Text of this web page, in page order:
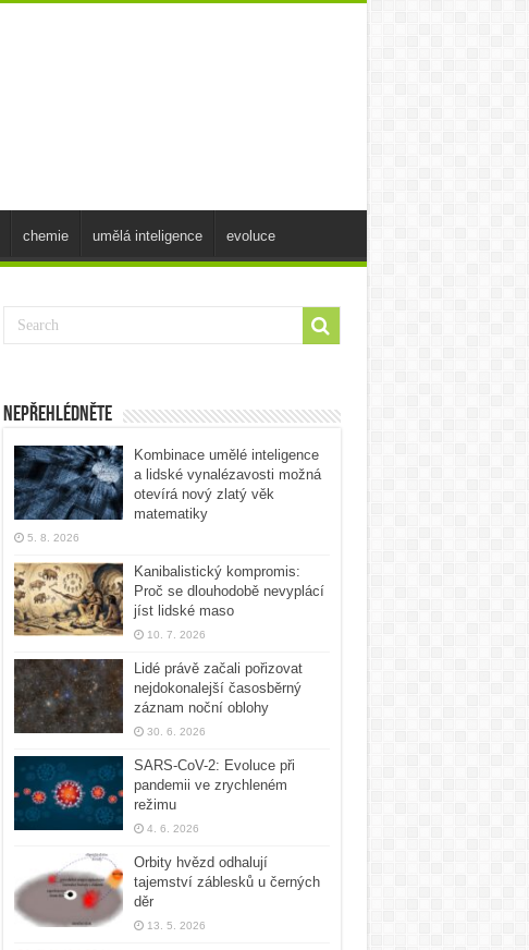
chemie umělá inteligence evoluce
Nepřehlédněte
Kombinace umělé inteligence
a lidské vynalézavosti možná
otevírá nový zlatý věk
matematiky
5. 8. 2026
Kanibalistický kompromis:
Proč se dlouhodobě nevyplácí
jíst lidské maso
10. 7. 2026
Lidé právě začali pořizovat
nejdokonalejší časosběrný
záznam noční oblohy
30. 6. 2026
SARS-CoV-2: Evoluce při
pandemii ve zrychleném
režimu
4. 6. 2026
Orbity hvězd odhalují
tajemství záblesků u černých
děr
13. 5. 2026